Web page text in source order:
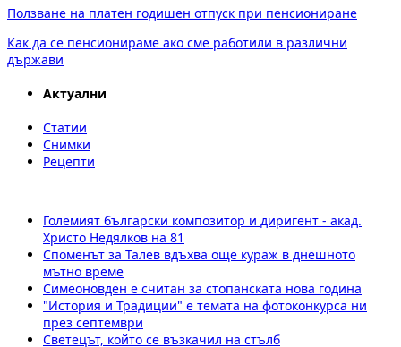
Ползване на платен годишен отпуск при пенсиониране
Как да се пенсионираме ако сме работили в различни
държави
Актуални
Статии
Снимки
Рецепти
Големият български композитор и диригент - акад.
Христо Недялков на 81
Споменът за Талев вдъхва още кураж в днешното
мътно време
Симеоновден е считан за стопанската нова година
"История и Традиции" е темата на фотоконкурса ни
през септември
Светецът, който се възкачил на стълб